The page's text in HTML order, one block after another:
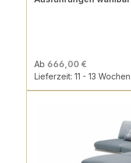
Ab 666,00 €
Lieferzeit: 11 - 13 Wochen